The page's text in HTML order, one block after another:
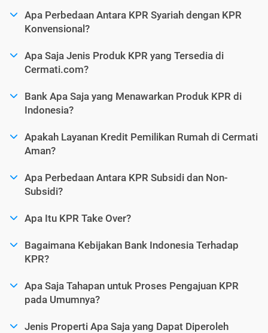
Apa Perbedaan Antara KPR Syariah dengan KPR
Konvensional?
Apa Saja Jenis Produk KPR yang Tersedia di
Cermati.com?
Bank Apa Saja yang Menawarkan Produk KPR di
Indonesia?
Apakah Layanan Kredit Pemilikan Rumah di Cermati
Aman?
Apa Perbedaan Antara KPR Subsidi dan Non-
Subsidi?
Apa Itu KPR Take Over?
Bagaimana Kebijakan Bank Indonesia Terhadap
KPR?
Apa Saja Tahapan untuk Proses Pengajuan KPR
pada Umumnya?
Jenis Properti Apa Saja yang Dapat Diperoleh